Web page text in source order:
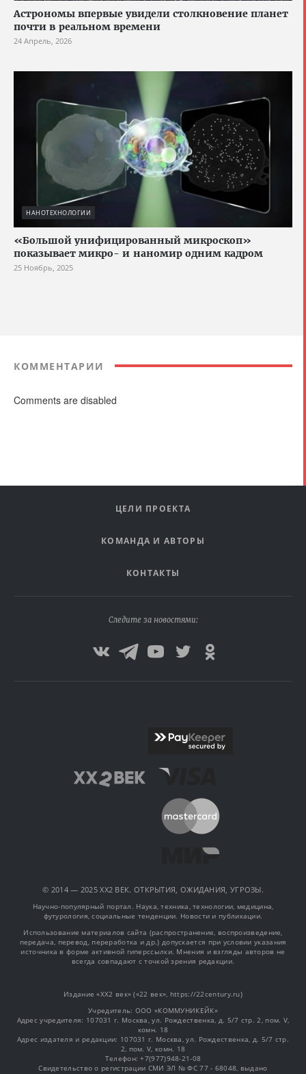
Астрономы впервые увидели столкновение планет
почти в реальном времени
24 Апрель, 2026
НАНОТЕХНОЛОГИИ
«Большой унифицированный микроскоп»
показывает микро- и наномир одним кадром
25 Ноябрь, 2025
КОММЕНТАРИИ
Comments are disabled
ЦЕЛИ ПРОЕКТА
КОМАНДА И АВТОРЫ
КОНТАКТЫ
Следите за новостями:
© 2014 — 2025 XX2 ВЕК. ОТКРЫТИЯ, ОЖИДАНИЯ, УГРОЗЫ.
Научно-популярный портал. Наука, техника, технологии, медицина,
футурология, социальные тенденции. Новости и публикации.
Использование материалов сайта (распространение, воспроизведение,
передача, перевод, переработка и др.) допускается при условии указания
источника в форме активной гиперссылки. Мнения и взгляды авторов не
всегда совпадают с точкой зрения редакции.
Издание «XX2 век» («22 век», https://22century.ru)
Учредитель: OOO «КОММУНИКЕЙК»
Адрес учредителя: 107031 г. Москва, ул. Рождественка, д. 5/7 стр. 2, пом. V,
комн. 18
Адрес издателя и редакции: 107031 г. Москва, ул. Рождественка, д. 5/7 стр.
2, пом. V, комн. 18
Телефон: +7(977)948-21-08
Свидетельство о регистрации СМИ ЭЛ № ФС 77 - 68048, выдано